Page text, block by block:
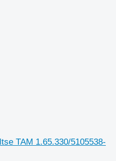
TAM 1.65.330/5105538-